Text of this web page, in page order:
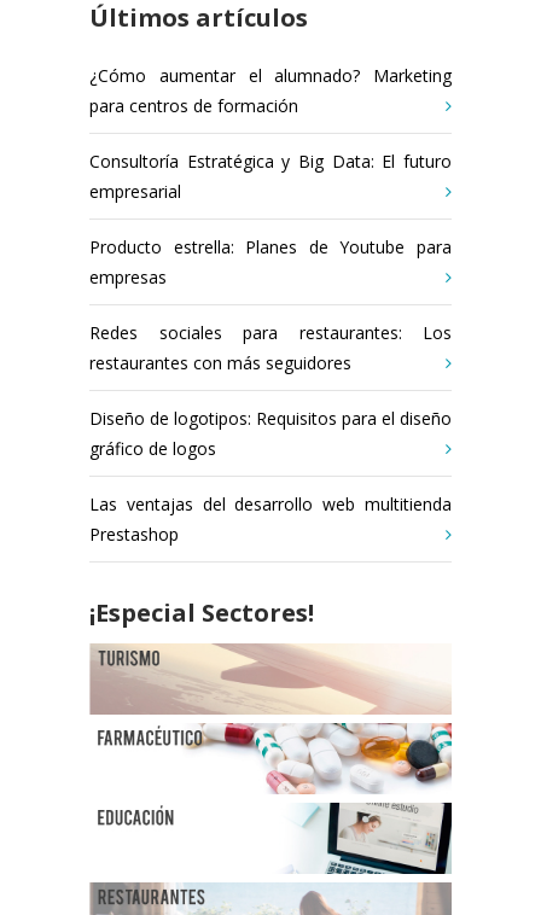
Últimos artículos
¿Cómo aumentar el alumnado? Marketing
para centros de formación
Consultoría Estratégica y Big Data: El futuro
empresarial
Producto estrella: Planes de Youtube para
empresas
Redes sociales para restaurantes: Los
restaurantes con más seguidores
Diseño de logotipos: Requisitos para el diseño
gráfico de logos
Las ventajas del desarrollo web multitienda
Prestashop
¡Especial Sectores!